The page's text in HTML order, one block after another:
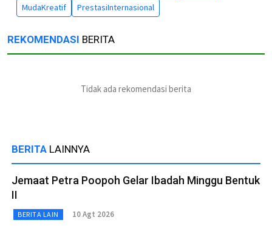
MudaKreatif
PrestasiInternasional
REKOMENDASI BERITA
Tidak ada rekomendasi berita
BERITA LAINNYA
Jemaat Petra Poopoh Gelar Ibadah Minggu Bentuk
II
BERITA LAIN 10 Agt 2026